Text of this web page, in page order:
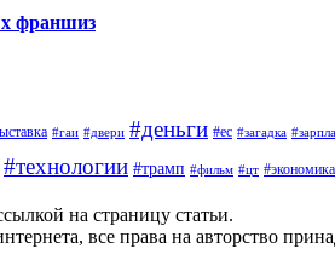
франшиз
#гаи #двери #деньги #ес #загадка
#технологии #трамп #фильм #цт #экономика
на страницу статьи.
все права на авторство